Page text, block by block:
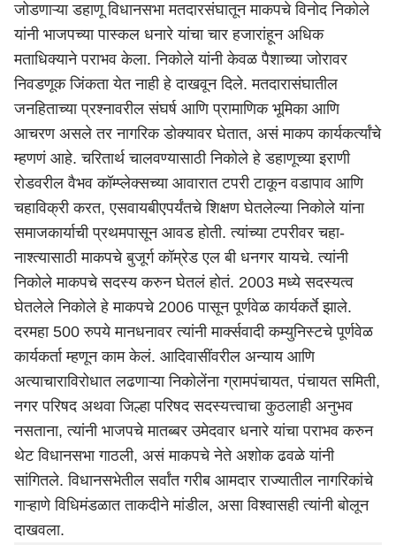
जोडणाऱ्या डहाणू विधानसभा मतदारसंघातून माकपचे विनोद निकोले
यांनी भाजपच्या पास्कल धनारे यांचा चार हजारांहून अधिक
मताधिक्याने पराभव केला. निकोले यांनी केवळ पैशाच्या जोरावर
निवडणूक जिंकता येत नाही हे दाखवून दिले. मतदारासंघातील
जनहिताच्या प्रश्नावरील संघर्ष आणि प्रामाणिक भूमिका आणि
आचरण असले तर नागरिक डोक्यावर घेतात, असं माकप कार्यकर्त्यांचे
म्हणणं आहे. चरितार्थ चालवण्यासाठी निकोले हे डहाणूच्या इराणी
रोडवरील वैभव कॉम्प्लेक्सच्या आवारात टपरी टाकून वडापाव आणि
चहाविक्री करत, एसवायबीएपर्यंतचे शिक्षण घेतलेल्या निकोले यांना
समाजकार्याची प्रथमपासून आवड होती. त्यांच्या टपरीवर चहा-
नाश्त्यासाठी माकपचे बुजूर्ग कॉम्रेड एल बी धनगर यायचे. त्यांनी
निकोले माकपचे सदस्य करुन घेतलं होतं. 2003 मध्ये सदस्यत्व
घेतलेले निकोले हे माकपचे 2006 पासून पूर्णवेळ कार्यकर्ते झाले.
दरमहा 500 रुपये मानधनावर त्यांनी मार्क्सवादी कम्युनिस्टचे पूर्णवेळ
कार्यकर्ता म्हणून काम केलं. आदिवासींवरील अन्याय आणि
अत्याचाराविरोधात लढणाऱ्या निकोलेंना ग्रामपंचायत, पंचायत समिती,
नगर परिषद अथवा जिल्हा परिषद सदस्यत्त्वाचा कुठलाही अनुभव
नसताना, त्यांनी भाजपचे मातब्बर उमेदवार धनारे यांचा पराभव करुन
थेट विधानसभा गाठली, असं माकपचे नेते अशोक ढवळे यांनी
सांगितले. विधानसभेतील सर्वांत गरीब आमदार राज्यातील नागरिकांचे
गाऱ्हाणे विधिमंडळात ताकदीने मांडील, असा विश्वासही त्यांनी बोलून
दाखवला.